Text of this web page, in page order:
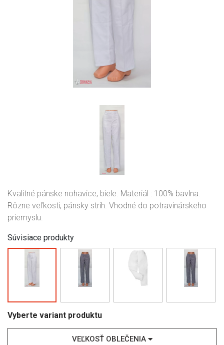
Kvalitné pánske nohavice, biele. Materiál : 100% bavlna.
Rôzne veľkosti, pánsky strih. Vhodné do potravinárskeho
priemyslu.
Súvisiace produkty
Vyberte variant produktu
VEĽKOSŤ OBLEČENIA